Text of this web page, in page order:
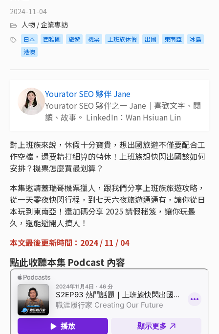
2024-11-04
人物 / 企業專訪
日本 西雅圖 旅遊 機票 上班族休假 出國 東南亞
冰島
港澳
Yourator SEO 夥伴 Jane
Yourator SEO 夥伴之一 Jane｜喜歡文字、閱
讀、故事。 LinkedIn：Wan Hsiuan Lin
對上班族來說，休假十分寶貴，想出國旅遊不僅要配合工
作空檔，還要精打細算的特休！上班族想快閃出國該如何
安排？機票怎麼買最划算？
本集邀請蓋瑞哥機票獵人，跟我們分享上班族旅遊攻略，
從一天零夜快閃行程，到七天六夜旅遊通通有，讓你從日
本玩到東南亞！還加碼分享 2025 請假秘笈，讓你玩最
久，還能避開人擠人！
本文最後更新時間：2024 / 11 / 04
點此收聽本集 Podcast 內容